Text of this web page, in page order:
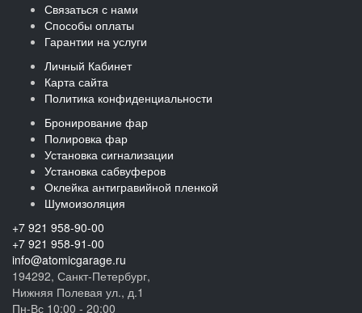
Связаться с нами
Способы оплаты
Гарантии на услуги
Личный Кабинет
Карта сайта
Политика конфиденциальности
Бронирование фар
Полировка фар
Установка сигнализации
Установка сабвуферов
Оклейка антигравийной пленкой
Шумоизоляция
+7 921 958-90-00
+7 921 958-91-00
info@atomicgarage.ru
194292, Санкт-Петербург,
Нижняя Полевая ул., д.1
Пн-Вс 10:00 - 20:00